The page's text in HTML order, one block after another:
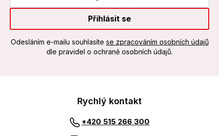
Přihlásit se
Odesláním e-mailu souhlasíte se zpracováním osobních údajů
dle pravidel o ochraně osobních údajů.
Rychlý kontakt
+420 515 266 300